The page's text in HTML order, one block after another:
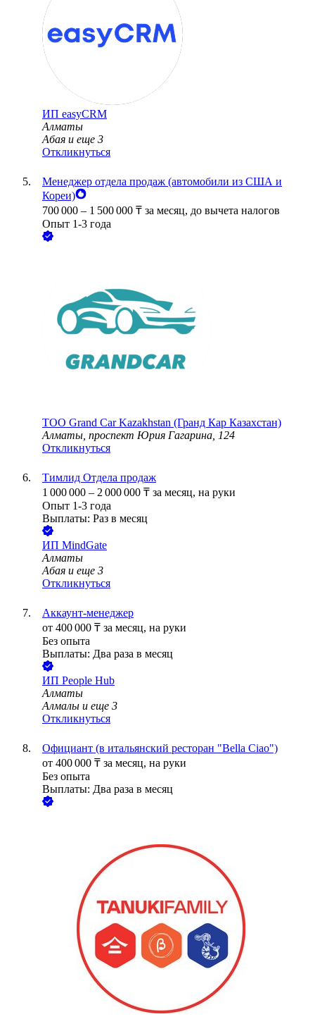
ИП easyCRM
Алматы
Абая и еще 3
Откликнуться
Менеджер отдела продаж (автомобили из США и
Кореи)
700 000 – 1 500 000 ₸ за месяц, до вычета налогов
Опыт 1-3 года
ТОО Grand Car Kazakhstan (Гранд Кар Казахстан)
Алматы, проспект Юрия Гагарина, 124
Откликнуться
Тимлид Отдела продаж
1 000 000 – 2 000 000 ₸ за месяц, на руки
Опыт 1-3 года
Выплаты: Раз в месяц
ИП MindGate
Алматы
Абая и еще 3
Откликнуться
Аккаунт-менеджер
от 400 000 ₸ за месяц, на руки
Без опыта
Выплаты: Два раза в месяц
ИП People Hub
Алматы
Алмалы и еще 3
Откликнуться
Официант (в итальянский ресторан "Bella Ciao")
от 400 000 ₸ за месяц, на руки
Без опыта
Выплаты: Два раза в месяц